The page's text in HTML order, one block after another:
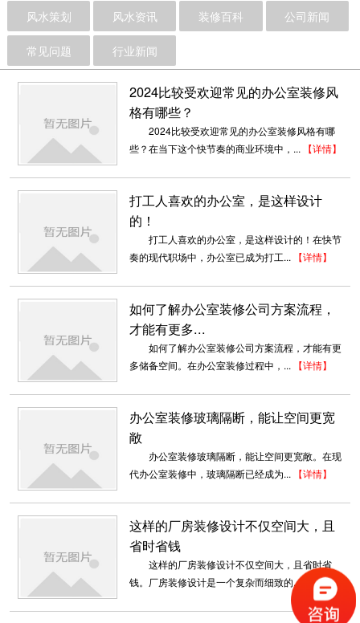
风水策划 风水资讯 装修百科 公司新闻
常见问题 行业新闻
2024比较受欢迎常见的办公室装修风
格有哪些？
2024比较受欢迎常见的办公室装修风格有哪
些？在当下这个快节奏的商业环境中，... 【详情】
打工人喜欢的办公室，是这样设计
的！
打工人喜欢的办公室，是这样设计的！在快节
奏的现代职场中，办公室已成为打工... 【详情】
如何了解办公室装修公司方案流程，
才能有更多...
如何了解办公室装修公司方案流程，才能有更
多储备空间。在办公室装修过程中，... 【详情】
办公室装修玻璃隔断，能让空间更宽
敞
办公室装修玻璃隔断，能让空间更宽敞。在现
代办公室装修中，玻璃隔断已经成为... 【详情】
这样的厂房装修设计不仅空间大，且
省时省钱
这样的厂房装修设计不仅空间大，且省时省
钱。厂房装修设计是一个复杂而细致的...
【详情】
豪宅办公室装修_引行消防
简洁高效是甲方提出的唯一要求，安全和建筑感
是结合该企业的经营内容产生的最强烈...
2018-06-28
深圳中型办公室装修
的深圳办公室设计经验，整个...
2018-07-30
深圳工厂装修案例展示
深圳装修设计为什么要选深圳东森装饰公司？